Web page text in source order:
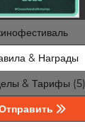
& Награды
& Тарифы (5)